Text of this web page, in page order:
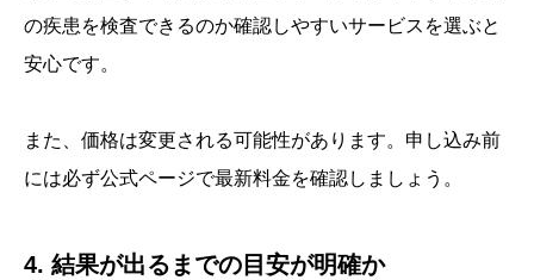
の疾患を検査できるのか確認しやすいサービスを選ぶと
安心です。
また、価格は変更される可能性があります。申し込み前
には必ず公式ページで最新料金を確認しましょう。
4. 結果が出るまでの目安が明確か